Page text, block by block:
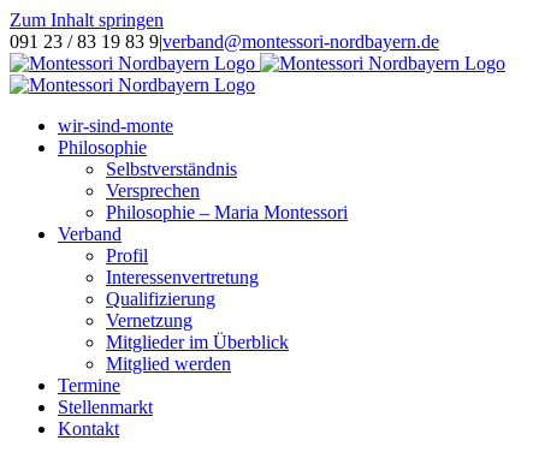
Zum Inhalt springen
091 23 / 83 19 83 9|verband@montessori-nordbayern.de
wir-sind-monte
Philosophie
Selbstverständnis
Versprechen
Philosophie – Maria Montessori
Verband
Profil
Interessenvertretung
Qualifizierung
Vernetzung
Mitglieder im Überblick
Mitglied werden
Termine
Stellenmarkt
Kontakt